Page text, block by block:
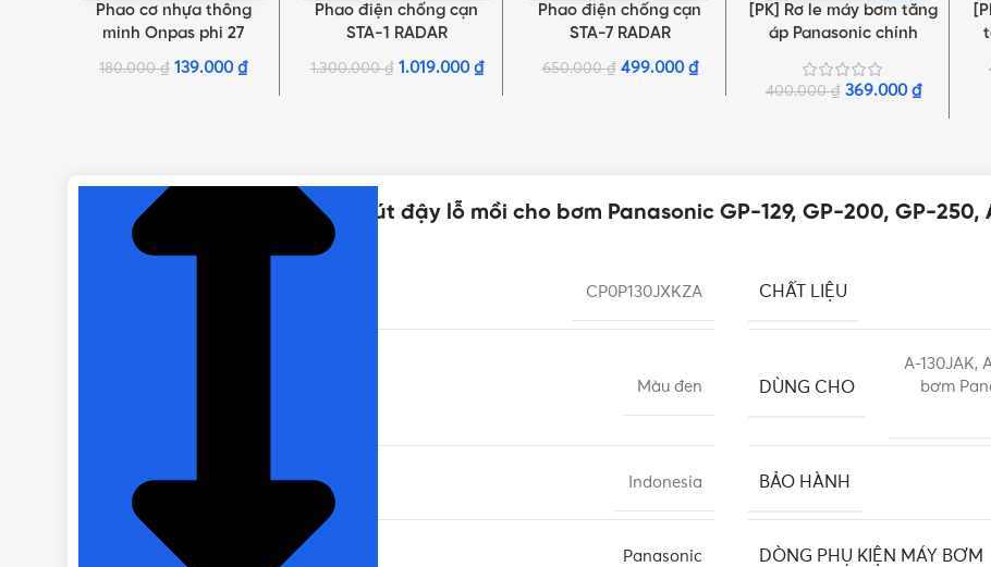
THÊM VÀO GIỎ HÀNG
Phao cơ nhựa thông
minh Onpas phi 27
180.000₫ 139.000 ₫
THÊM VÀO GIỎ HÀNG
Phao điện chống cạn
STA-1 RADAR
1.300.000₫ 1.019.000 ₫
THÊM VÀO GIỎ HÀNG
Phao điện chống cạn
STA-7 RADAR
650.000₫ 499.000 ₫
THÊM VÀO GIỎ HÀNG
[PK] Rơ le máy bơm tăng
áp Panasonic chính
400.000₫ 369.000 ₫
Thông số kỹ thuật của [PK] Nút đậy lỗ mồi cho bơm Panasonic GP-129, GP-200, GP-250,
CP0P130JXKZA CHẤT LIỆU
Màu đen DÙNG CHO
A-130JAK,
bơm
XUẤT XỨ Indonesia BẢO HÀNH
THƯƠNG HIỆU Panasonic DÒNG PHỤ KIỆN MÁY BƠM